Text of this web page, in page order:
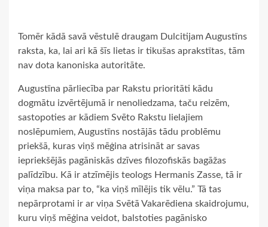
Tomēr kādā savā vēstulē draugam Dulcitijam Augustīns
raksta, ka, lai ari kā šīs lietas ir tikušas aprakstītas, tām
nav dota kanoniska autoritāte.
Augustīna pārliecība par Rakstu prioritāti kādu
dogmātu izvērtējumā ir nenoliedzama, taču reizēm,
sastopoties ar kādiem Svēto Rakstu lielajiem
noslēpumiem, Augustīns nostājās tādu problēmu
priekšā, kuras viņš mēģina atrisināt ar savas
iepriekšējās pagāniskās dzīves filozofiskās bagāžas
palīdzību. Kā ir atzīmējis teologs Hermanis Zasse, tā ir
viņa maksa par to, “ka viņš mīlējis tik vēlu.” Tā tas
nepārprotami ir ar viņa Svētā Vakarēdiena skaidrojumu,
kuru viņš mēģina veidot, balstoties pagānisko